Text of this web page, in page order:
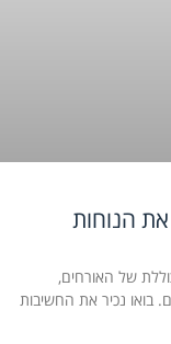
את הנוחות
של האורחים,
בואו נכיר את החשיבות